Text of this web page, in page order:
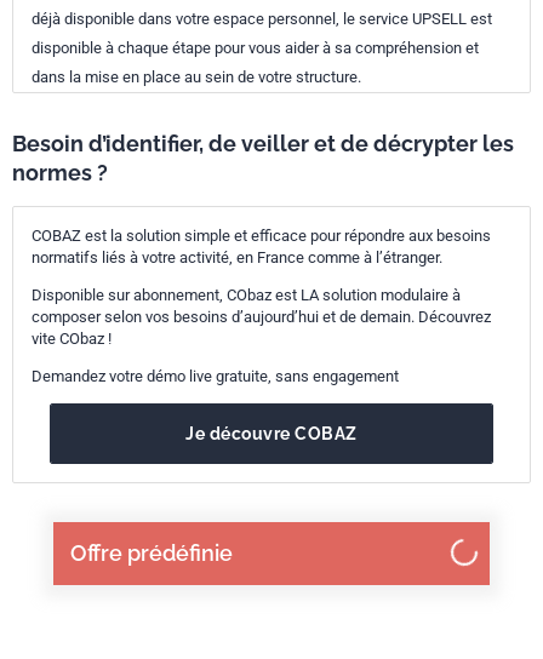
Offre prédéfinie
déjà disponible dans votre espace personnel, le service UPSELL est
disponible à chaque étape pour vous aider à sa compréhension et
dans la mise en place au sein de votre structure.
Besoin d’identifier, de veiller et de décrypter les
normes ?
COBAZ est la solution simple et efficace pour répondre aux besoins
normatifs liés à votre activité, en France comme à l’étranger.
Disponible sur abonnement, CObaz est LA solution modulaire à
composer selon vos besoins d’aujourd’hui et de demain. Découvrez
vite CObaz !
Demandez votre démo live gratuite, sans engagement
Je découvre COBAZ